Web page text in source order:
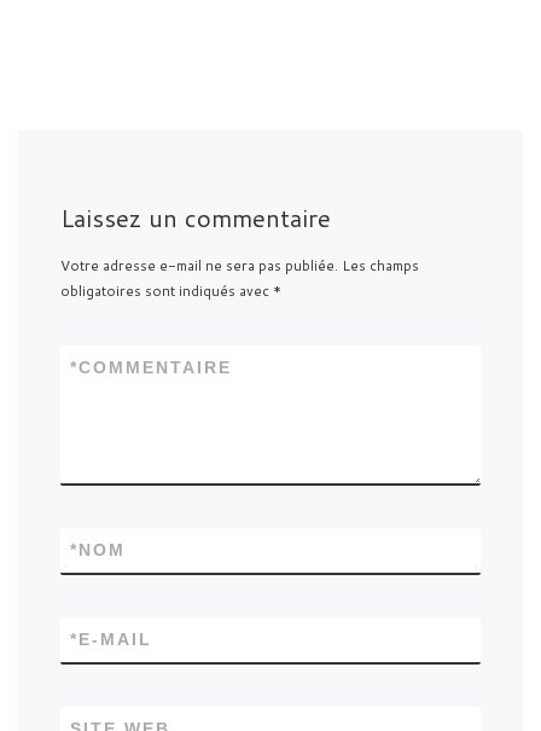
Laissez un commentaire
Votre adresse e-mail ne sera pas publiée. Les champs
obligatoires sont indiqués avec *
COMMENTAIRE
*
NOM
*
E-MAIL
*